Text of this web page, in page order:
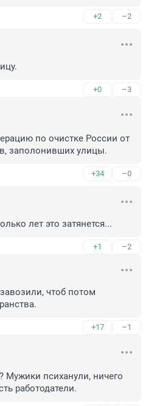
+2 –2
+0 –3
по очистке России от
заполонивших улицы.
+34 –0
лет это затянется...
+1 –2
чтоб потом
+17 –1
Мужики психанули, ничего
работодатели.